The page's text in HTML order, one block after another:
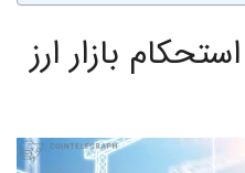
بازار ارز